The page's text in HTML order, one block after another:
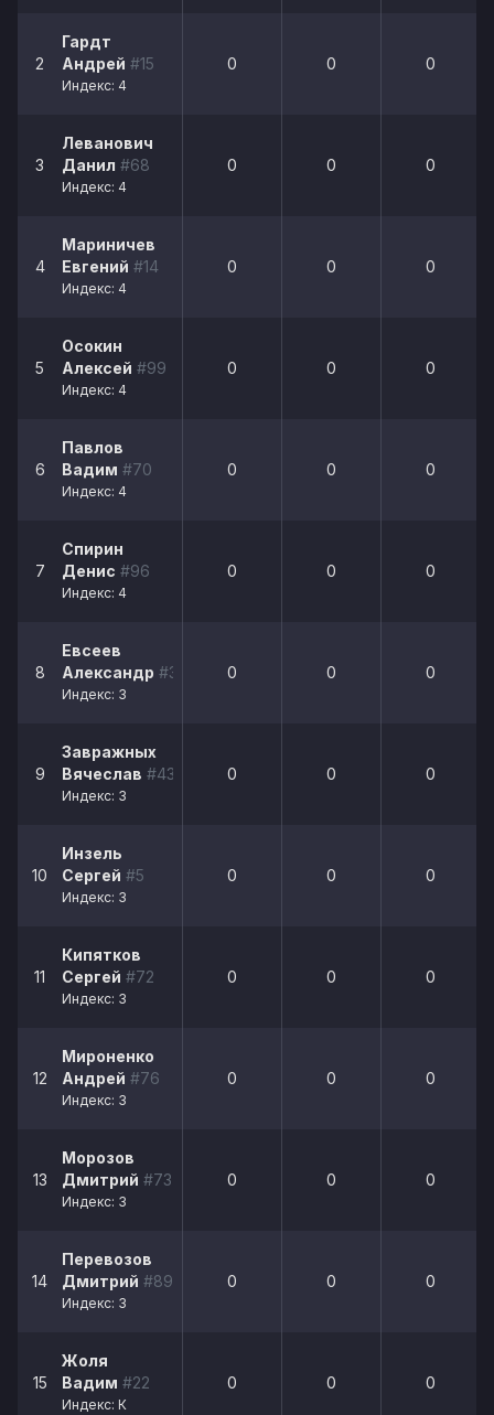
2
Гардт
Андрей #15
Индекс: 4
0 0 0
3
Леванович
Данил #68
Индекс: 4
0 0 0
4
Мариничев
Евгений #14
Индекс: 4
0 0 0
5
Осокин
Алексей #99
Индекс: 4
0 0 0
6
Павлов
Вадим #70
Индекс: 4
0 0 0
7
Спирин
Денис #96
Индекс: 4
0 0 0
8
Евсеев
Александр #3
Индекс: 3
0 0 0
9
Завражных
Вячеслав #43
Индекс: 3
0 0 0
10
Инзель
Сергей #5
Индекс: 3
0 0 0
11
Кипятков
Сергей #72
Индекс: 3
0 0 0
12
Мироненко
Андрей #76
Индекс: 3
0 0 0
13
Морозов
Дмитрий #73
Индекс: 3
0 0 0
14
Перевозов
Дмитрий #89
Индекс: 3
0 0 0
15
Жоля
Вадим #22
Индекс: К
0 0 0